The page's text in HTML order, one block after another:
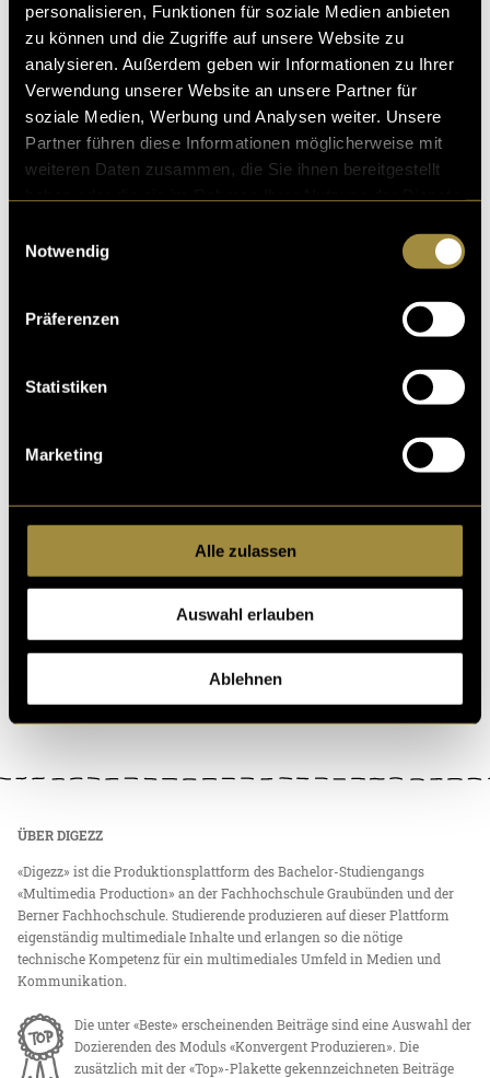
personalisieren, Funktionen für soziale Medien anbieten
zu können und die Zugriffe auf unsere Website zu
analysieren. Außerdem geben wir Informationen zu Ihrer
Verwendung unserer Website an unsere Partner für
soziale Medien, Werbung und Analysen weiter. Unsere
Partner führen diese Informationen möglicherweise mit
weiteren Daten zusammen, die Sie ihnen bereitgestellt
Notwendig
Präferenzen
Statistiken
Marketing
Alle zulassen
Auswahl erlauben
Ablehnen
ÜBER DIGEZZ
«Digezz» ist die Produktionsplattform des Bachelor-Studiengangs
«Multimedia Production» an der Fachhochschule Graubünden und der
Berner Fachhochschule. Studierende produzieren auf dieser Plattform
eigenständig multimediale Inhalte und erlangen so die nötige
technische Kompetenz für ein multimediales Umfeld in Medien und
Kommunikation.
Die unter «Beste» erscheinenden Beiträge sind eine Auswahl der
Dozierenden des Moduls «Konvergent Produzieren». Die
zusätzlich mit der «Top»-Plakette gekennzeichneten Beiträge